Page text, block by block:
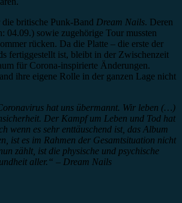
britische Punk-Band Dream Nails. Deren
04.09.) sowie zugehörige Tour mussten
rücken. Da die Platte – die erste der
fertiggestellt ist, bleibt in der Zwischenzeit
für Corona-inspirierte Änderungen.
ihre eigene Rolle in der ganzen Lage nicht
hat uns übermannt. Wir leben (…)
Der Kampf um Leben und Tod hat
wenn es sehr enttäuschend ist, das Album
ist es im Rahmen der Gesamtsituation nicht
zählt, ist die physische und psychische
aller.“ – Dream Nails